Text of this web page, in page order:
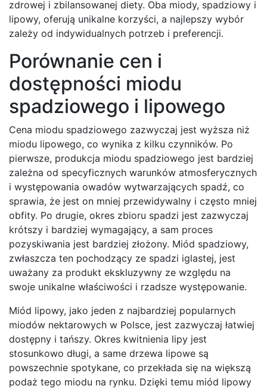
zdrowej i zbilansowanej diety. Oba miody, spadziowy i
lipowy, oferują unikalne korzyści, a najlepszy wybór
zależy od indywidualnych potrzeb i preferencji.
Porównanie cen i
dostępności miodu
spadziowego i lipowego
Cena miodu spadziowego zazwyczaj jest wyższa niż
miodu lipowego, co wynika z kilku czynników. Po
pierwsze, produkcja miodu spadziowego jest bardziej
zależna od specyficznych warunków atmosferycznych
i występowania owadów wytwarzających spadź, co
sprawia, że jest on mniej przewidywalny i często mniej
obfity. Po drugie, okres zbioru spadzi jest zazwyczaj
krótszy i bardziej wymagający, a sam proces
pozyskiwania jest bardziej złożony. Miód spadziowy,
zwłaszcza ten pochodzący ze spadzi iglastej, jest
uważany za produkt ekskluzywny ze względu na
swoje unikalne właściwości i rzadsze występowanie.
Miód lipowy, jako jeden z najbardziej popularnych
miodów nektarowych w Polsce, jest zazwyczaj łatwiej
dostępny i tańszy. Okres kwitnienia lipy jest
stosunkowo długi, a same drzewa lipowe są
powszechnie spotykane, co przekłada się na większą
podaż tego miodu na rynku. Dzięki temu miód lipowy